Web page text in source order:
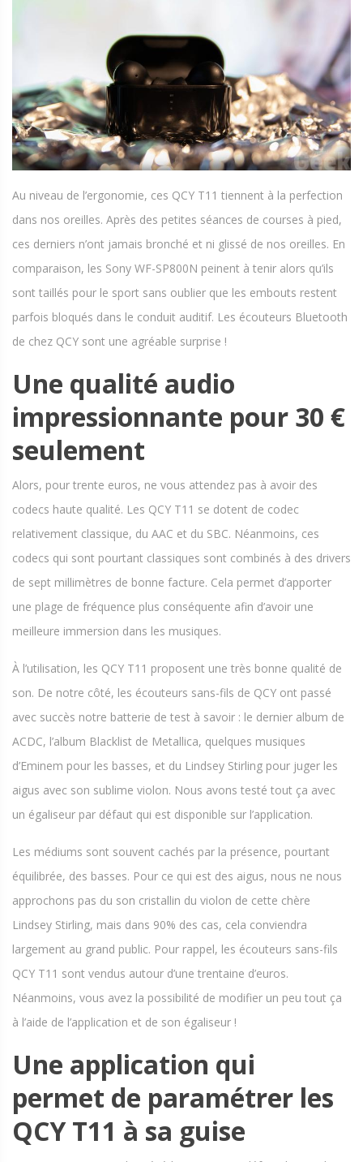
Au niveau de l’ergonomie, ces QCY T11 tiennent à la perfection
dans nos oreilles. Après des petites séances de courses à pied,
ces derniers n’ont jamais bronché et ni glissé de nos oreilles. En
comparaison, les Sony WF-SP800N peinent à tenir alors qu’ils
sont taillés pour le sport sans oublier que les embouts restent
parfois bloqués dans le conduit auditif. Les écouteurs Bluetooth
de chez QCY sont une agréable surprise !
Une qualité audio
impressionnante pour 30 €
seulement
Alors, pour trente euros, ne vous attendez pas à avoir des
codecs haute qualité. Les QCY T11 se dotent de codec
relativement classique, du AAC et du SBC. Néanmoins, ces
codecs qui sont pourtant classiques sont combinés à des drivers
de sept millimètres de bonne facture. Cela permet d’apporter
une plage de fréquence plus conséquente afin d’avoir une
meilleure immersion dans les musiques.
À l’utilisation, les QCY T11 proposent une très bonne qualité de
son. De notre côté, les écouteurs sans-fils de QCY ont passé
avec succès notre batterie de test à savoir : le dernier album de
ACDC, l’album Blacklist de Metallica, quelques musiques
d’Eminem pour les basses, et du Lindsey Stirling pour juger les
aigus avec son sublime violon. Nous avons testé tout ça avec
un égaliseur par défaut qui est disponible sur l’application.
Les médiums sont souvent cachés par la présence, pourtant
équilibrée, des basses. Pour ce qui est des aigus, nous ne nous
approchons pas du son cristallin du violon de cette chère
Lindsey Stirling, mais dans 90% des cas, cela conviendra
largement au grand public. Pour rappel, les écouteurs sans-fils
QCY T11 sont vendus autour d’une trentaine d’euros.
Néanmoins, vous avez la possibilité de modifier un peu tout ça
à l’aide de l’application et de son égaliseur !
Une application qui
permet de paramétrer les
QCY T11 à sa guise